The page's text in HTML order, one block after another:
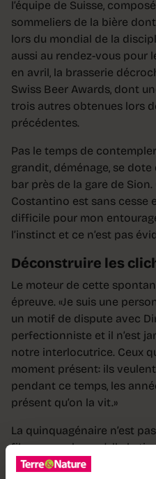
l’équipe de Suisse,
sommeliers de la bière
lors du mondial de la
aussi au rendez-vous pour
en avril, la brasserie
Swiss Beer Awards, dont
trois autres obtenues lors
précédentes.
Pas le temps de
grandit, déménage, se dote
bar près de la gare de Sion.
Costantino est sans cesse
difficile pour mon
l’instinct et ce n’est pas
Déconstruire les
Le moteur de cette
épreuve. «Je suis une
un motif de dispute avec
perfectionniste et il n’est
notre interlocutrice. Ceux
moment présent: ils
pendant ce temps, les
présent qu’on la vit.»
La quinquagénaire n’est
filer son os lorsqu’elle le
inconcevable, pour moi.»